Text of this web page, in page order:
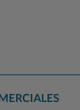
personnel, vous
données. Si vous
de l'Europe, CS